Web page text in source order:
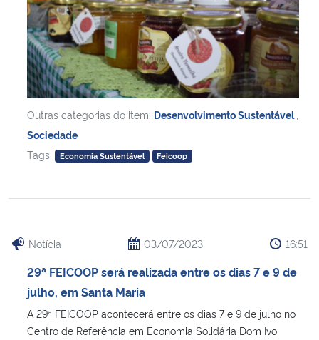
Outras categorias do item: Desenvolvimento Sustentável
Sociedade
Tags:
Economia Sustentável Feicoop
Notícia 03/07/2023 16:51
29ª FEICOOP será realizada entre os dias 7 e 9 de
julho, em Santa Maria
A 29ª FEICOOP acontecerá entre os dias 7 e 9 de julho no
Centro de Referência em Economia Solidária Dom Ivo